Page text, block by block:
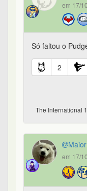
em 17/
Só faltou o
2
The International
em 17/